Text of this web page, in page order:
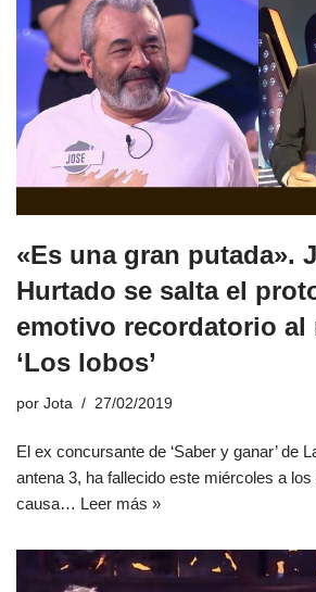
«Es una gran putada».
Hurtado se salta el
emotivo recordatorio al
‘Los lobos’
por Jota 27/02/2019
El ex concursante de ‘Saber y ganar’ de
antena 3, ha fallecido este miércoles a los
causa… Leer más »